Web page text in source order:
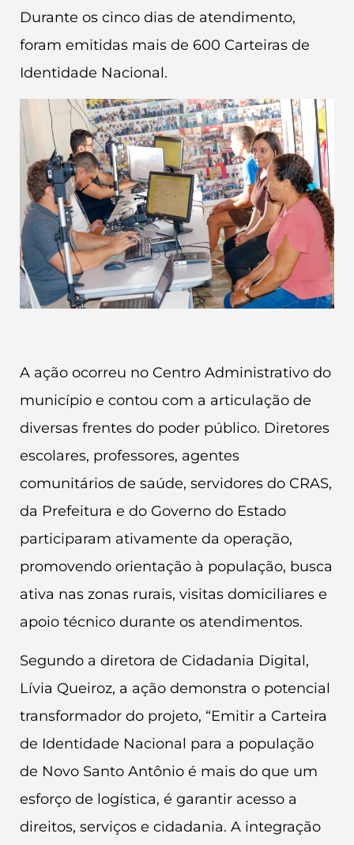
Durante os cinco dias de atendimento,
foram emitidas mais de 600 Carteiras de
Identidade Nacional.
A ação ocorreu no Centro Administrativo do
município e contou com a articulação de
diversas frentes do poder público. Diretores
escolares, professores, agentes
comunitários de saúde, servidores do CRAS,
da Prefeitura e do Governo do Estado
participaram ativamente da operação,
promovendo orientação à população, busca
ativa nas zonas rurais, visitas domiciliares e
apoio técnico durante os atendimentos.
Segundo a diretora de Cidadania Digital,
Lívia Queiroz, a ação demonstra o potencial
transformador do projeto, “Emitir a Carteira
de Identidade Nacional para a população
de Novo Santo Antônio é mais do que um
esforço de logística, é garantir acesso a
direitos, serviços e cidadania. A integração